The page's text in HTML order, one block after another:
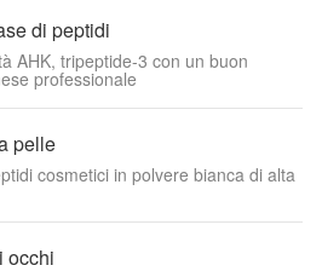
di peptidi
AHK, tripeptide-3 con un buon
professionale
pelle
cosmetici in polvere bianca di alta
occhi